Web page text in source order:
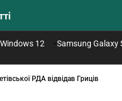
Windows 12
Samsung Galaxy
РДА відвідав Гриців